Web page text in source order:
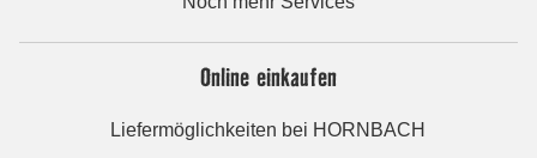
Online einkaufen
Liefermöglichkeiten bei HORNBACH